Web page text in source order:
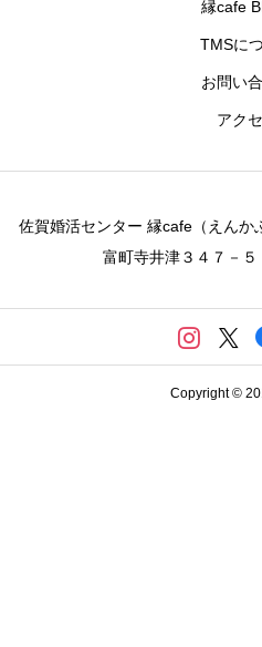
縁cafe
TMSに
お問い
アク
佐賀婚活センター 縁cafe（えん
富町寺井津３４７－
Copyright ©